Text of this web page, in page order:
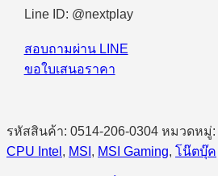
Line ID: @nextplay
สอบถามผ่าน LINE
ขอใบเสนอราคา
รหัสสินค้า: 0514-206-0304 หมวดหมู่:
CPU Intel , MSI , MSI Gaming, โน๊ตบุ๊ค